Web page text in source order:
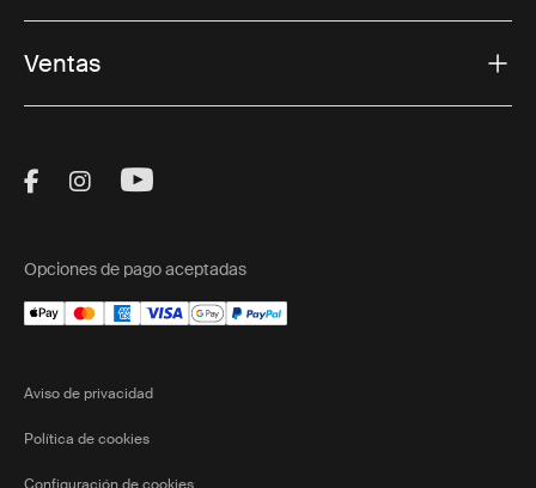
Ventas
Visit Thule on Facebook (external link)
Visit Thule on Instagram (external link)
Visit Thule on Youtube (external
Opciones de pago aceptadas
Aviso de privacidad
Política de cookies